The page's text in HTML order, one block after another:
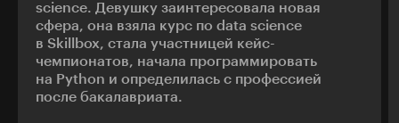
science. Девушку заинтересовала новая
сфера, она взяла курс по data science
в Skillbox, стала участницей кейс-
чемпионатов, начала программировать
на Python и определилась с профессией
после бакалавриата.